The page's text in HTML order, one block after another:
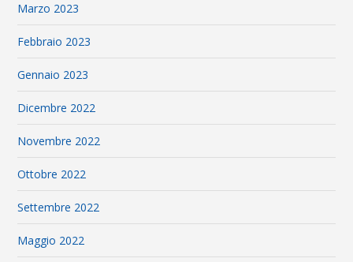
Marzo 2023
Febbraio 2023
Gennaio 2023
Dicembre 2022
Novembre 2022
Ottobre 2022
Settembre 2022
Maggio 2022